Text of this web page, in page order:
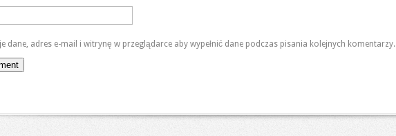
dane, adres e-mail i witrynę w przeglądarce aby wypełnić dane podczas pisania kolejnych komentarzy.